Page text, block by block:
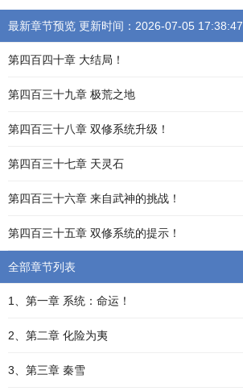
最新章节预览 更新时间：2026-07-05 17:38:47
第四百四十章 大结局！
第四百三十九章 极荒之地
第四百三十八章 双修系统升级！
第四百三十七章 天灵石
第四百三十六章 来自武神的挑战！
第四百三十五章 双修系统的提示！
全部章节列表
1、第一章 系统：命运！
2、第二章 化险为夷
3、第三章 秦雪